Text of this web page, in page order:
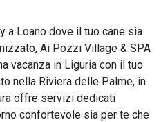
a Loano dove il tuo cane sia
Ai Pozzi Village & SPA
vacanza in Liguria con il tuo
nella Riviera delle Palme, in
offre servizi dedicati
confortevole sia per te che